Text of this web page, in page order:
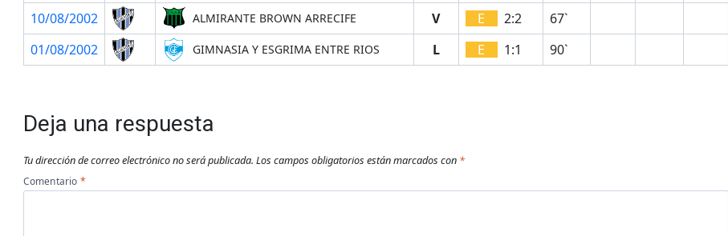
10/08/2002
ALMIRANTE BROWN ARRECIFE V E 2:2
67`
01/08/2002
GIMNASIA Y ESGRIMA ENTRE RIOS L E 1:1 90`
Deja una respuesta
Tu dirección de correo electrónico no será publicada. Los campos obligatorios están marcados con *
Comentario *